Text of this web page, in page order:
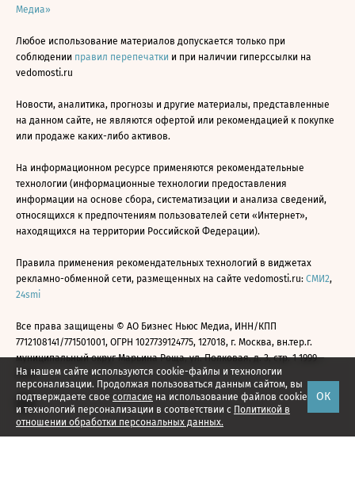
На нашем сайте используются cookie-файлы и технологии
персонализации. Продолжая пользоваться данным сайтом, вы
подтверждаете свое согласие на использование файлов cookie
и технологий персонализации в соответствии с Политикой в
отношении обработки персональных данных.
ОК
Медиа»
Любое использование материалов допускается только при
соблюдении правил перепечатки и при наличии гиперссылки на
vedomosti.ru
Новости, аналитика, прогнозы и другие материалы, представленные
на данном сайте, не являются офертой или рекомендацией к покупке
или продаже каких-либо активов.
На информационном ресурсе применяются рекомендательные
технологии (информационные технологии предоставления
информации на основе сбора, систематизации и анализа сведений,
относящихся к предпочтениям пользователей сети «Интернет»,
находящихся на территории Российской Федерации).
Правила применения рекомендательных технологий в виджетах
рекламно-обменной сети, размещенных на сайте vedomosti.ru: СМИ2,
24smi
Все права защищены © АО Бизнес Ньюс Медиа, ИНН/КПП
7712108141/771501001, ОГРН 1027739124775, 127018, г. Москва, вн.тер.г.
муниципальный округ Марьина Роща, ул. Полковая, д. 3, стр. 1 1999—
2026